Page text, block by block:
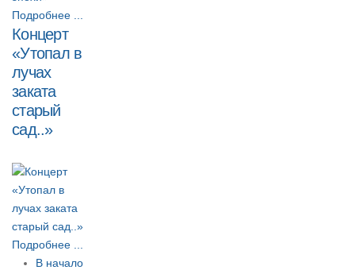
Подробнее ...
Концерт
«Утопал в
лучах
заката
старый
сад..»
Подробнее ...
В начало